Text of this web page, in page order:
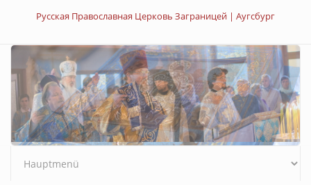
Русская Православная Церковь Заграницей | Аугсбург